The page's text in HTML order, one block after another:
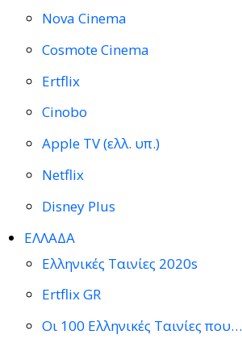
Nova Cinema
Cosmote Cinema
Ertflix
Cinobo
Apple TV (ελλ. υπ.)
Netflix
Disney Plus
ΕΛΛΑΔΑ
Ελληνικές Ταινίες 2020s
Ertflix GR
Οι 100 Ελληνικές Ταινίες που…